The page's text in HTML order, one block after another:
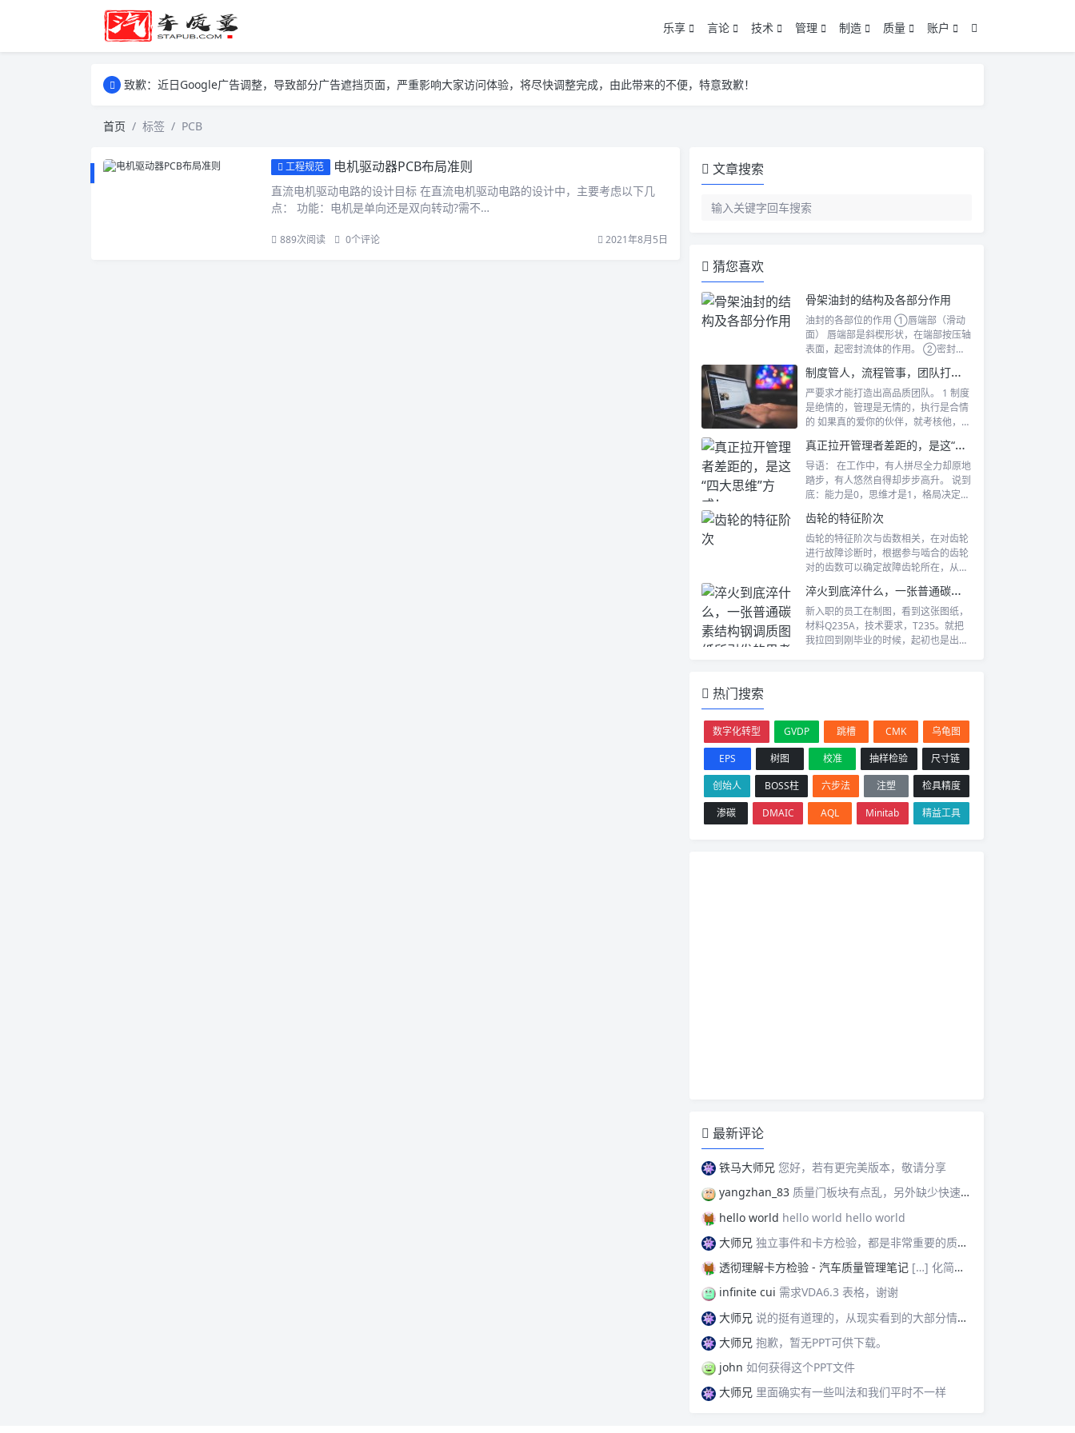
乐享 言论 技术 管理 制造 质量
账户
致歉：近日Google广告调整，导致部分广告遮挡页面，严重影响大家访问体验，将尽快调整完成，由此带来的不便，特意致歉！
致歉：近日Google广告调整，导致部分广告遮挡页面，严重影响大家访问体验，将尽快调整完成，由此带来的不便，特意致歉！
首页 标签 PCB
工程规范 电机驱动器PCB布局准则
直流电机驱动电路的设计目标 在直流电机驱动电路的设计中，主要考虑以下几
点： 功能：电机是单向还是双向转动?需不…
889次阅读 0个评论 2021年8月5日
文章搜索
猜您喜欢
骨架油封的结构及各部分作用
油封的各部位的作用 ①唇端部（滑动
面） 唇端部是斜楔形状，在端部按压轴
表面，起密封流体的作用。 ②密封唇
制度管人，流程管事，团队打天下，管理定江山
严要求才能打造出高品质团队。 1 制度
是绝情的，管理是无情的，执行是合情
的 如果真的爱你的伙伴，就考核他，要
真正拉开管理者差距的，是这“四大思维”方式！
导语： 在工作中，有人拼尽全力却原地
踏步，有人悠然自得却步步高升。 说到
底：能力是0，思维才是1，格局决定天
齿轮的特征阶次
齿轮的特征阶次与齿数相关，在对齿轮
进行故障诊断时，根据参与啮合的齿轮
对的齿数可以确定故障齿轮所在，从而
淬火到底淬什么，一张普通碳素结构钢调质图纸所引发的思考
新入职的员工在制图，看到这张图纸，
材料Q235A，技术要求，T235。就把
我拉回到刚毕业的时候，起初也是出
热门搜索
数字化转型 GVDP 跳槽 CMK
乌龟图
EPS
树图 校准 抽样检验
尺寸链
创始人
BOSS柱 六步法 注塑
检具精度
渗碳
DMAIC AQL Minitab 精益工具
最新评论
铁马大师兄 您好，若有更完美版本，敬请分享
yangzhan_83 质量门板块有点乱，另外缺少快速反应板块。
hello world hello world hello world
大师兄 独立事件和卡方检验，都是非常重要的质量管理概念，挺难理解的。
透彻理解卡方检验 - 汽车质量管理笔记 […] 化简后的式子是我们在卡方检验中需要用到的式子，所以请大家牢记！对于上述式子有疑惑的读者可以学习基础的概率论，也可以参考我之前写的一篇关于独立的文章（《【直观数学】如何理解两事件间的独立关系》）。如果没有问题的话，我们可以进入到卡方检验原理与步骤的主体介绍部分！ […]
infinite cui 需求VDA6.3 表格，谢谢
大师兄 说的挺有道理的，从现实看到的大部分情况，做技术的人都比较直，对技术的一丝不苟，容易在遇到需要展现管理能力的时候，就会表现出短板来。管理需要授权，更多应该思考团队、部门间，人员发展，对未来的变化做出应对等的能力。
大师兄 抱歉，暂无PPT可供下载。
john 如何获得这个PPT文件
大师兄 里面确实有一些叫法和我们平时不一样